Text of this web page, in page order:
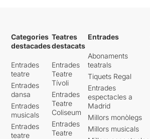
Categories
destacades
Entrades
teatre
Entrades
dansa
Entrades
musicals
Entrades
teatre
Teatres
destacats
Entrades
Teatre
Tívoli
Entrades
Teatre
Coliseum
Entrades
Teatre
Entrades
Abonaments
teatrals
Tiquets Regal
Entrades
espectacles a
Madrid
Millors monòlegs
Millors musicals